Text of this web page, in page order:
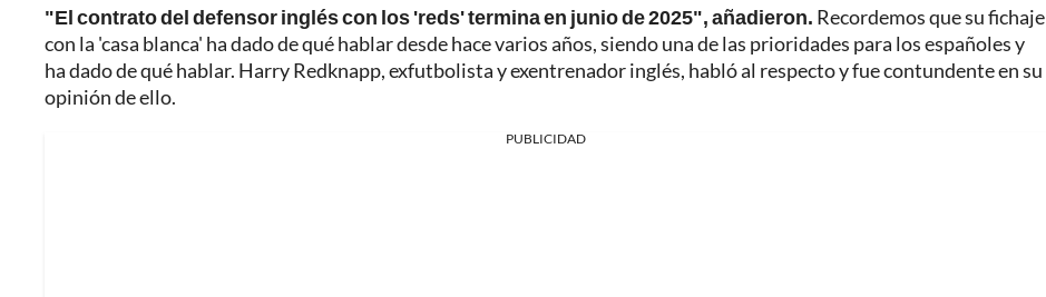
"El contrato del defensor inglés con los 'reds' termina en junio de 2025", añadieron. Recordemos que su fichaje
con la 'casa blanca' ha dado de qué hablar desde hace varios años, siendo una de las prioridades para los españoles y
ha dado de qué hablar. Harry Redknapp, exfutbolista y exentrenador inglés, habló al respecto y fue contundente en su
opinión de ello.
PUBLICIDAD